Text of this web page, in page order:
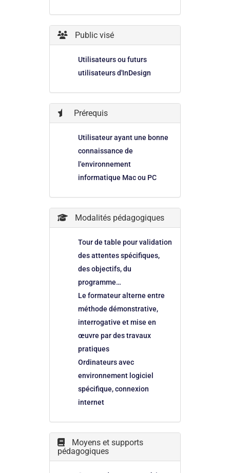
Public visé
Utilisateurs ou futurs
utilisateurs d'InDesign
Prérequis
Utilisateur ayant une bonne
connaissance de
l'environnement
informatique Mac ou PC
Modalités pédagogiques
Tour de table pour validation
des attentes spécifiques,
des objectifs, du
programme…
Le formateur alterne entre
méthode démonstrative,
interrogative et mise en
œuvre par des travaux
pratiques
Ordinateurs avec
environnement logiciel
spécifique, connexion
internet
Moyens et supports
pédagogiques